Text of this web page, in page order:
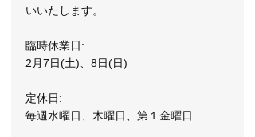
いいたします。
臨時休業日:
2月7日(土)、8日(日)
定休日:
毎週水曜日、木曜日、第１金曜日